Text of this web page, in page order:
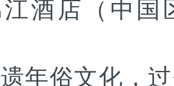
江酒店（中
年俗文化，